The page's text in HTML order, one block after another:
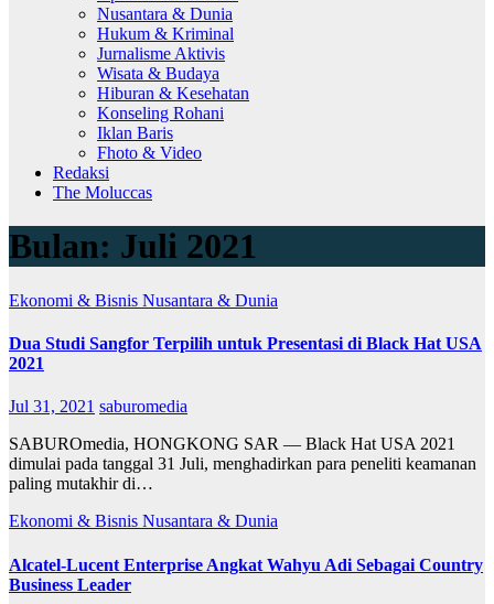
Nusantara & Dunia
Hukum & Kriminal
Jurnalisme Aktivis
Wisata & Budaya
Hiburan & Kesehatan
Konseling Rohani
Iklan Baris
Fhoto & Video
Redaksi
The Moluccas
Bulan: Juli 2021
Ekonomi & Bisnis Nusantara & Dunia
Dua Studi Sangfor Terpilih untuk Presentasi di Black Hat USA
2021
Jul 31, 2021 saburomedia
SABUROmedia, HONGKONG SAR — Black Hat USA 2021
dimulai pada tanggal 31 Juli, menghadirkan para peneliti keamanan
paling mutakhir di…
Ekonomi & Bisnis Nusantara & Dunia
Alcatel-Lucent Enterprise Angkat Wahyu Adi Sebagai Country
Business Leader